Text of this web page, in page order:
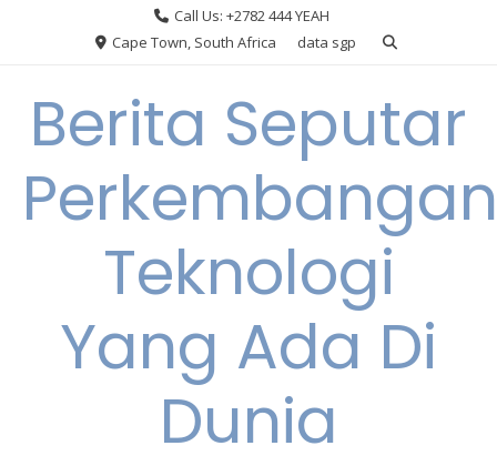
Call Us: +2782 444 YEAH
Cape Town, South Africa
data sgp
Berita Seputar
Perkembangan
Teknologi
Yang Ada Di
Dunia